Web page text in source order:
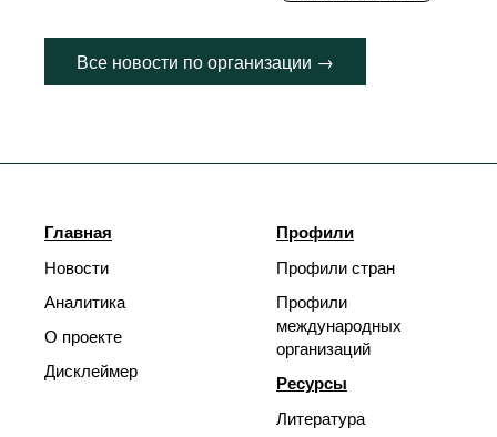
Все новости по организации →
Главная
Новости
Аналитика
О проекте
Дисклеймер
Профили
Профили стран
Профили
международных
организаций
Ресурсы
Литература